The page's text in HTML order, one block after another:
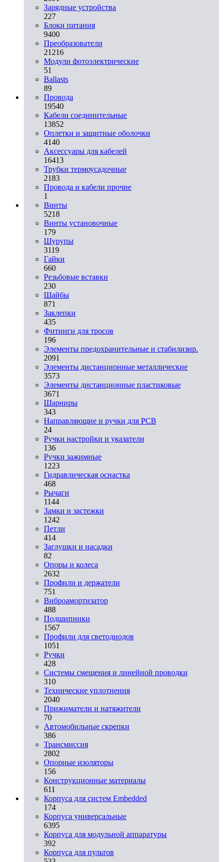
Зарядные устройства
227
Блоки питания
9400
Преобразователи
21216
Модули фотоэлектрические
51
Ballasts
89
Провода
19540
Кабели соединительные
13852
Оплетки и защитные оболочки
4140
Аксессуары для кабелей
16413
Трубки термоусадочные
2183
Провода и кабели прочие
1
Винты
5218
Винты установочные
179
Шурупы
3119
Гайки
660
Резьбовые вставки
230
Шайбы
871
Заклепки
435
Фитинги для тросов
196
Элементы предохранительные и стабилизир.
2091
Элементы дистанционные металлические
3573
Элементы дистанционные пластиковые
3671
Шарниры
343
Направляющие и ручки для PCB
24
Ручки настройки и указатели
136
Ручки зажимные
1223
Гидравлическая оснастка
468
Рычаги
1144
Замки и застежки
1242
Петли
414
Заглушки и насадки
82
Опоры и колеса
2632
Профили и держатели
751
Виброамортизатор
488
Подшипники
1567
Профили для светодиодов
1051
Ручки
428
Системы смещения и линейной проводки
310
Технические уплотнения
2040
Прижиматели и натяжители
70
Автомобильные скрепки
386
Трансмиссия
2802
Опорные изоляторы
156
Конструкционные материалы
611
Корпуса для систем Embedded
174
Корпуса универсальные
6395
Корпуса для модульной аппаратуры
392
Корпуса для пультов